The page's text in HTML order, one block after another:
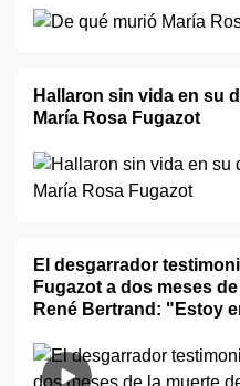
Hallaron sin vida en su
María Rosa Fugazot
El desgarrador
Fugazot a dos meses
René Bertrand: "Estoy